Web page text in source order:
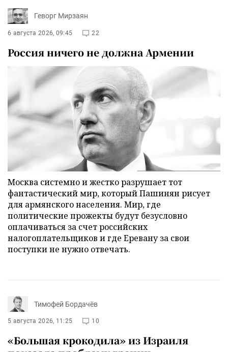
Геворг Мирзаян
6 августа 2026, 09:45 22
Россия ничего не должна Армении
Москва системно и жестко разрушает тот
фантастический мир, который Пашинян рисует
для армянского населения. Мир, где
политические прожекты будут безусловно
оплачиваться за счет российских
налогоплательщиков и где Еревану за свои
поступки не нужно отвечать.
Тимофей Бордачёв
5 августа 2026, 11:25 10
«Большая крокодила» из Израиля